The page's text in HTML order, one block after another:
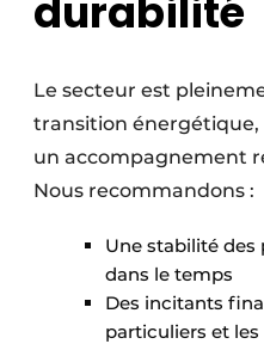
durabilité
Le secteur est
transition énergétique,
un accompagnement
Nous recommandons :
Une stabilité
dans le temps
Des incitants
particuliers et